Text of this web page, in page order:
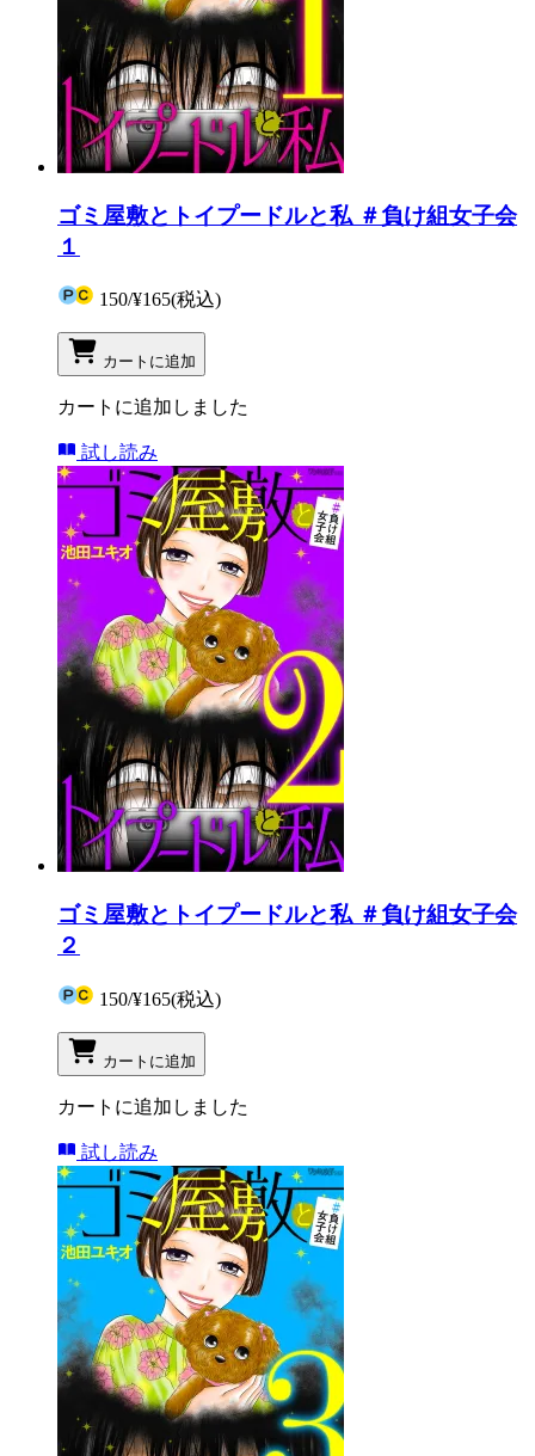
ゴミ屋敷とトイプードルと私 ＃負け組女子会
１
150/¥165(税込)
カートに追加
カートに追加しました
試し読み
ゴミ屋敷とトイプードルと私 ＃負け組女子会
２
150/¥165(税込)
カートに追加
カートに追加しました
試し読み